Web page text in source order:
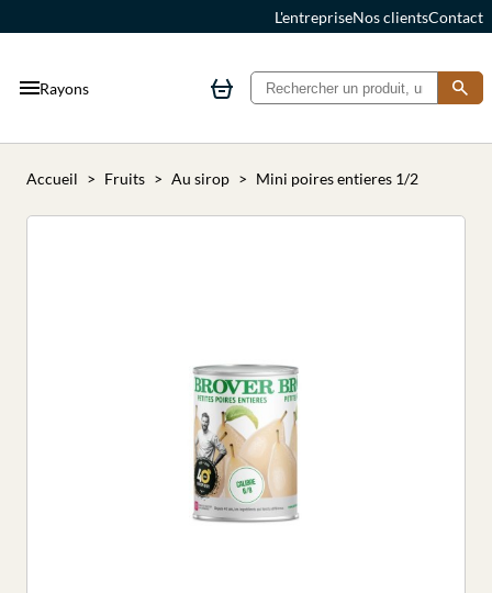
L'entrepriseNos clientsContact
Rayons
Accueil Fruits Au sirop Mini poires entieres 1/2